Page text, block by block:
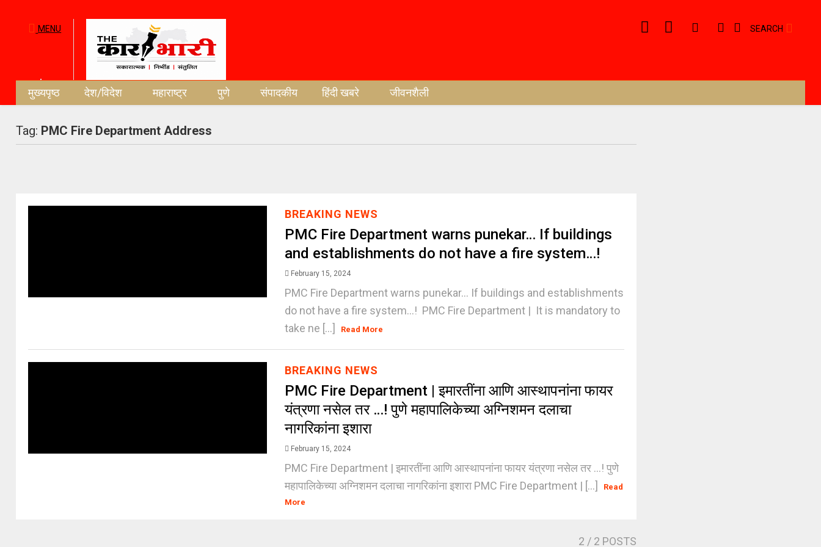
MENU SEARCH
मुख्यपृष्ठ देश/विदेश महाराष्ट्र पुणे संपादकीय हिंदी खबरे जीवनशैली
Tag: PMC Fire Department Address
BREAKING NEWS
PMC Fire Department warns punekar… If buildings
and establishments do not have a fire system…!
February 15, 2024
PMC Fire Department warns punekar… If buildings and establishments
do not have a fire system...! PMC Fire Department | It is mandatory to
take ne [...]
Read More
BREAKING NEWS
PMC Fire Department | इमारतींना आणि आस्थापनांना फायर
यंत्रणा नसेल तर …! पुणे महापालिकेच्या अग्निशमन दलाचा
नागरिकांना इशारा
February 15, 2024
PMC Fire Department | इमारतींना आणि आस्थापनांना फायर यंत्रणा नसेल तर ...! पुणे
महापालिकेच्या अग्निशमन दलाचा नागरिकांना इशारा PMC Fire Department | [...]
Read
More
2 / 2 POSTS